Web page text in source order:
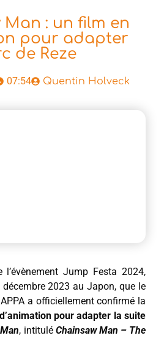
Man : un film en
pour adapter
de Reze
07:54 Quentin Holveck
l’évènement Jump Festa 2024,
2023 au Japon, que le
a officiellement confirmé la
pour adapter la suite
, intitulé Chainsaw Man – The